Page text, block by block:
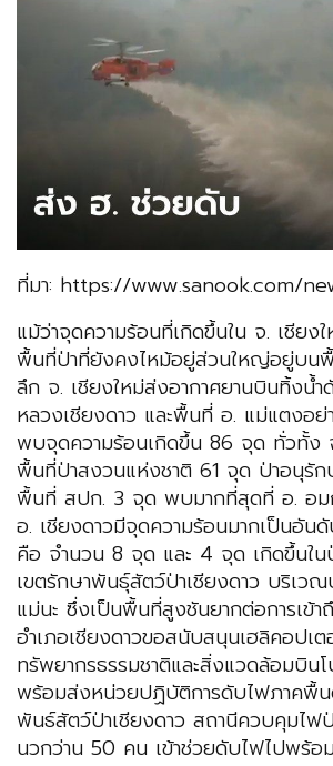
ที่มา: https://www.sanook.com/
แม้ว่าจุดความร้อนที่เกิดขึ้นใน จ. เชียง
พื้นที่ป่าที่ยังคงไหม้อยู่ส่วนใหญ่อยู่บนพื้
ลึก จ. เชียงใหม่ส่งอากาศยานบินทิ้งน้
หลวงเชียงดาว และพื้นที่ อ. แม่แตงอ
พบจุดความร้อนเกิดขึ้น 86 จุด ทั่วทั้ง
พื้นที่ป่าสงวนแห่งชาติ 61 จุด ป่าอนุรั
พื้นที่ สปก. 3 จุด พบมากที่สุดที่ อ. อ
อ. เชียงดาวมีจุดความร้อนมากเป็นอั
คือ จำนวน 8 จุด และ 4 จุด เกิดขึ้นใน
เขตรักษาพันธุ์สัตว์ป่าเชียงดาว บริเว
แม่นะ ซึ่งเป็นพื้นที่สูงชันยากต่อการเข้
อำเภอเชียงดาวขอสนับสนุนเฮลิคอปเ
ทรัพยากรธรรมชาติและสิ่งแวดล้อมบิน
พร้อมส่งหน่วยปฏิบัติการดับไฟภาคพื้น
พันธ์สัตว์ป่าเชียงดาว สถานีควบคุมไฟป่
นวกว่าน 50 คน เข้าช่วยดับไฟไปพร้อ